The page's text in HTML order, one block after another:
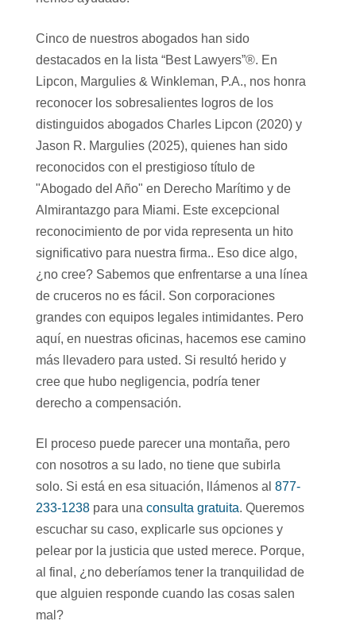
Cinco de nuestros abogados han sido
destacados en la lista “Best Lawyers”®. En
Lipcon, Margulies & Winkleman, P.A., nos honra
reconocer los sobresalientes logros de los
distinguidos abogados Charles Lipcon (2020) y
Jason R. Margulies (2025), quienes han sido
reconocidos con el prestigioso título de
"Abogado del Año" en Derecho Marítimo y de
Almirantazgo para Miami. Este excepcional
reconocimiento de por vida representa un hito
significativo para nuestra firma.. Eso dice algo,
¿no cree? Sabemos que enfrentarse a una línea
de cruceros no es fácil. Son corporaciones
grandes con equipos legales intimidantes. Pero
aquí, en nuestras oficinas, hacemos ese camino
más llevadero para usted. Si resultó herido y
cree que hubo negligencia, podría tener
derecho a compensación.
El proceso puede parecer una montaña, pero
con nosotros a su lado, no tiene que subirla
solo. Si está en esa situación, llámenos al 877-
233-1238para una consulta gratuita. Queremos
escuchar su caso, explicarle sus opciones y
pelear por la justicia que usted merece. Porque,
al final, ¿no deberíamos tener la tranquilidad de
que alguien responde cuando las cosas salen
mal?